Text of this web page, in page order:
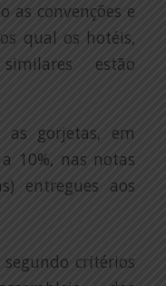
as convenções e
qual os hotéis,
estão
as gorjetas, em
10%, nas notas
entregues aos
critérios